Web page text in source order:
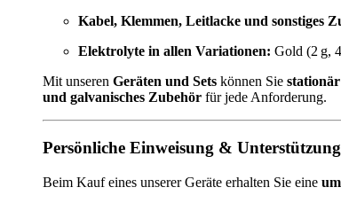
Kabel, Klemmen, Leitlacke und sonstiges
Elektrolyte in allen Variationen: Gold (2 g,
Mit unseren Geräten und Sets können Sie
und galvanisches Zubehör für jede Anforderung.
Persönliche Einweisung & Unterstützung
Beim Kauf eines unserer Geräte erhalten Sie eine